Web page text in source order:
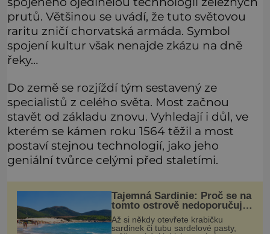
prutů. Většinou se uvádí, že tuto světovou
raritu zničí chorvatská armáda. Symbol
spojení kultur však nenajde zkázu na dně
řeky…
Do země se rozjíždí tým sestavený ze
specialistů z celého světa. Most začnou
stavět od základu znovu. Vyhledají i důl, ve
kterém se kámen roku 1564 těžil a most
postaví stejnou technologií, jako jeho
geniální tvůrce celými před staletími.
Tajemná Sardinie: Proč se na
tomto ostrově nedoporučuje
pytlovat „mořské
brambory“?
Až si někdy otevřete krabičku
sardinek či tubu sardelové pasty,